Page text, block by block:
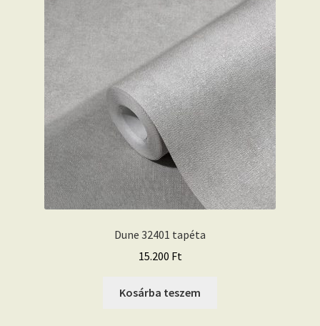
Dune 32401 tapéta
15.200 Ft
Kosárba teszem